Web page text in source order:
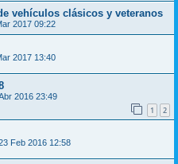
vehículos clásicos y veteranos
2017 09:22
2017 13:40
2016 23:49
1 2
Feb 2016 12:58